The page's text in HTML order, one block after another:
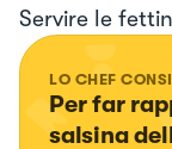
Servire le
LO CHEF
Per far
salsina